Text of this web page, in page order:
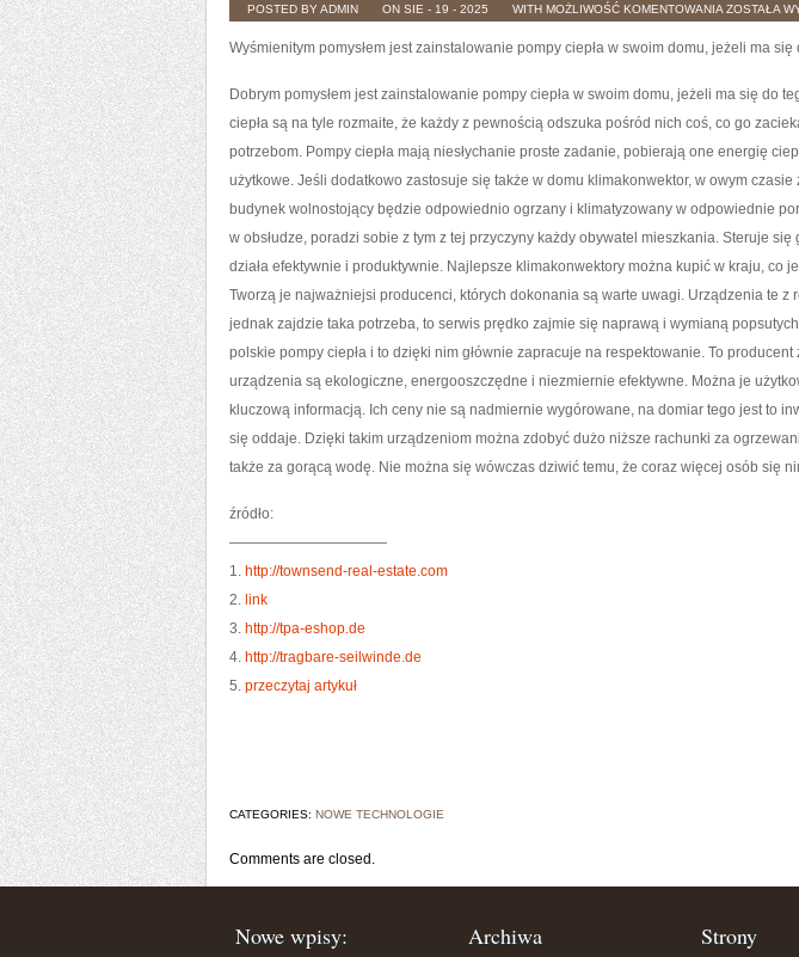
POSTED BY ADMIN ON SIE - 19 - 2025 WITH MOŻLIWOŚĆ KOMENTOWANIA
POMYSŁEM
SWOIM
JEŻELI
SIĘ
TEGO
SŁUSZNE
ZOSTAŁA
Wyśmienitym pomysłem jest zainstalowanie pompy ciepła w swoim domu, jeżeli ma
Dobrym pomysłem jest zainstalowanie pompy ciepła w swoim domu, jeżeli ma się do
ciepła są na tyle rozmaite, że każdy z pewnością odszuka pośród nich coś, co go
potrzebom. Pompy ciepła mają niesłychanie proste zadanie, pobierają one energię
użytkowe. Jeśli dodatkowo zastosuje się także w domu klimakonwektor, w owym
budynek wolnostojący będzie odpowiednio ogrzany i klimatyzowany w odpowiednie
w obsłudze, poradzi sobie z tym z tej przyczyny każdy obywatel mieszkania. Steruje
działa efektywnie i produktywnie. Najlepsze klimakonwektory można kupić w kraju, co
Tworzą je najważniejsi producenci, których dokonania są warte uwagi. Urządzenia te z
jednak zajdzie taka potrzeba, to serwis prędko zajmie się naprawą i wymianą
polskie pompy ciepła i to dzięki nim głównie zapracuje na respektowanie. To
urządzenia są ekologiczne, energooszczędne i niezmiernie efektywne. Można je
kluczową informacją. Ich ceny nie są nadmiernie wygórowane, na domiar tego jest to
się oddaje. Dzięki takim urządzeniom można zdobyć dużo niższe rachunki za
także za gorącą wodę. Nie można się wówczas dziwić temu, że coraz więcej osób się
źródło:
———————————
1. http://townsend-real-estate.com
2. link
3. http://tpa-eshop.de
4. http://tragbare-seilwinde.de
5. przeczytaj artykuł
CATEGORIES: NOWE TECHNOLOGIE
Comments are closed.
Nowe wpisy: Archiwa Strony